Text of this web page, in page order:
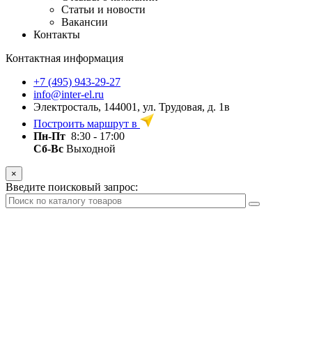
Статьи и новости
Вакансии
Контакты
Контактная информация
+7 (495) 943-29-27
info@inter-el.ru
Электросталь, 144001, ул. Трудовая, д. 1в
Построить маршрут в
Пн-Пт 8:30 - 17:00
Сб-Вс Выходной
×
Введите поисковый запрос: